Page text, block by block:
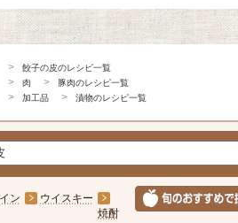
餃子の皮のレシピ一覧
肉
豚肉のレシピ一覧
加工品 漬物のレシピ一覧
ン
ウイスキー
焼酎